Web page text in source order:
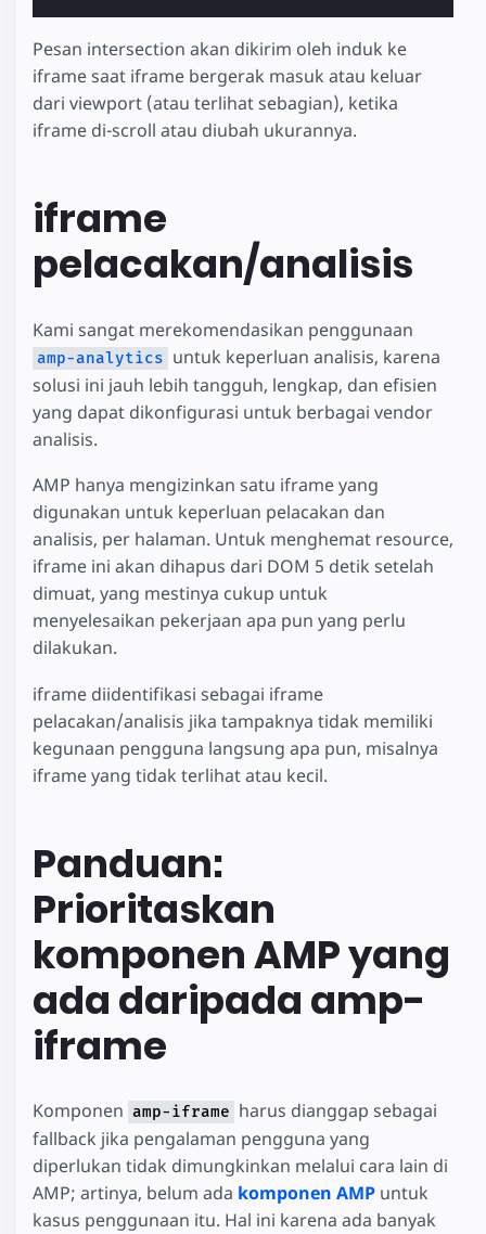
Pesan intersection akan dikirim oleh induk ke
iframe saat iframe bergerak masuk atau keluar
dari viewport (atau terlihat sebagian), ketika
iframe di-scroll atau diubah ukurannya.
iframe
pelacakan/analisis
Kami sangat merekomendasikan penggunaan
amp-analytics untuk keperluan analisis, karena
solusi ini jauh lebih tangguh, lengkap, dan efisien
yang dapat dikonfigurasi untuk berbagai vendor
analisis.
AMP hanya mengizinkan satu iframe yang
digunakan untuk keperluan pelacakan dan
analisis, per halaman. Untuk menghemat resource,
iframe ini akan dihapus dari DOM 5 detik setelah
dimuat, yang mestinya cukup untuk
menyelesaikan pekerjaan apa pun yang perlu
dilakukan.
iframe diidentifikasi sebagai iframe
pelacakan/analisis jika tampaknya tidak memiliki
kegunaan pengguna langsung apa pun, misalnya
iframe yang tidak terlihat atau kecil.
Panduan:
Prioritaskan
komponen AMP yang
ada daripada amp-
iframe
Komponen amp-iframe harus dianggap sebagai
fallback jika pengalaman pengguna yang
diperlukan tidak dimungkinkan melalui cara lain di
AMP; artinya, belum ada komponen AMP untuk
kasus penggunaan itu. Hal ini karena ada banyak